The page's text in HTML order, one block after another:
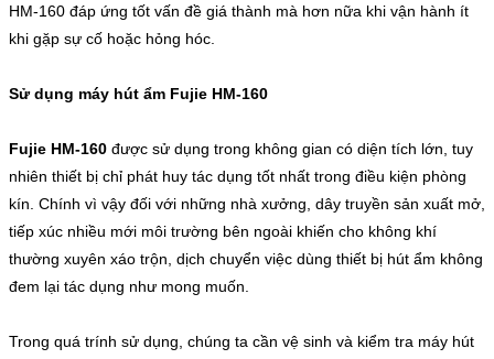
HM-160 đáp ứng tốt vấn đề giá thành mà hơn nữa khi vận hành ít
khi gặp sự cố hoặc hỏng hóc.
Sử dụng máy hút ẩm Fujie HM-160
Fujie HM-160 được sử dụng trong không gian có diện tích lớn, tuy
nhiên thiết bị chỉ phát huy tác dụng tốt nhất trong điều kiện phòng
kín. Chính vì vậy đối với những nhà xưởng, dây truyền sản xuất mở,
tiếp xúc nhiều mới môi trường bên ngoài khiến cho không khí
thường xuyên xáo trộn, dịch chuyển việc dùng thiết bị hút ẩm không
đem lại tác dụng như mong muốn.
Trong quá trính sử dụng, chúng ta cần vệ sinh và kiểm tra máy hút